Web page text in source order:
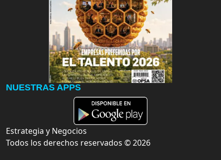
NUESTRAS APPS
Estrategia y Negocios
Todos los derechos reservados ©2026